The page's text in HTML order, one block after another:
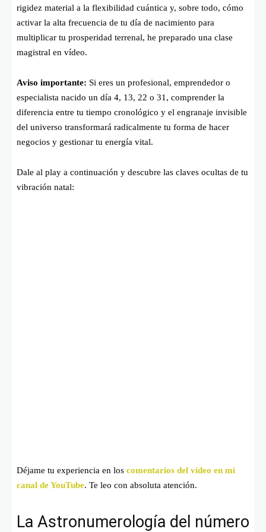
rigidez material a la flexibilidad cuántica y, sobre todo, cómo
activar la alta frecuencia de tu día de nacimiento para
multiplicar tu prosperidad terrenal, he preparado una clase
magistral en vídeo.
Aviso importante: Si eres un profesional, emprendedor o
especialista nacido un día 4, 13, 22 o 31, comprender la
diferencia entre tu tiempo cronológico y el engranaje invisible
del universo transformará radicalmente tu forma de hacer
negocios y gestionar tu energía vital.
Dale al play a continuación y descubre las claves ocultas de tu
vibración natal:
Déjame tu experiencia en los comentarios del vídeo en mi
canal de YouTube. Te leo con absoluta atención.
La Astronumerología del número